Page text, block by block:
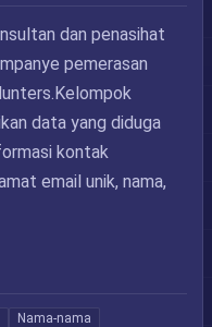
dan penasihat
pemerasan
data yang diduga
kontak
email unik, nama,
Nama-nama